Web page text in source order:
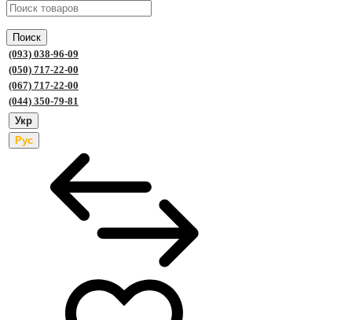
Поиск
(093) 038-96-09
(050) 717-22-00
(067) 717-22-00
(044) 350-79-81
Укр
Рус